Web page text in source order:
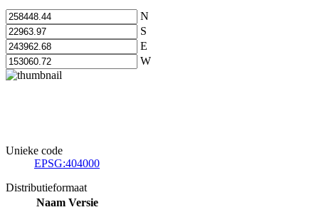
N
S
E
W
Unieke code
EPSG:404000
Distributieformaat
Naam Versie